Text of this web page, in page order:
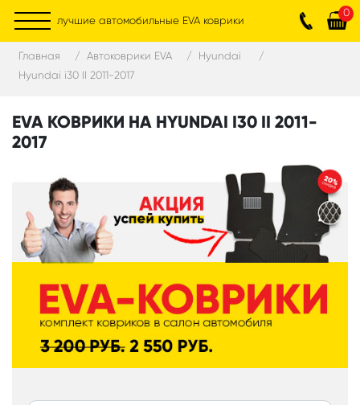
лучшие автомобильные EVA коврики
0
Главная Автоковрики EVA
Hyundai
Hyundai i30 II 2011-2017
EVA КОВРИКИ НА HYUNDAI I30 II 2011-
2017